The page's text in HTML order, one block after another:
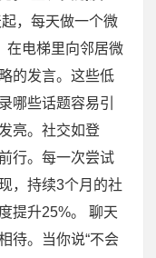
，每天做一个微
在电梯里向邻居微
的发言。这些低
哪些话题容易引
亮。社交如登
行。每一次尝试
，持续3个月的社
提升25%。 聊天
待。当你说“不会